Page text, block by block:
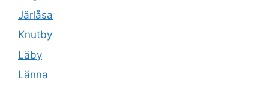
Järlåsa
Knutby
Läby
Länna